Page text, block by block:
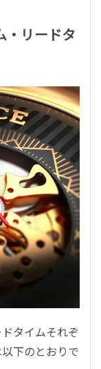
・リードタ
タイムそれぞ
下のとおりで